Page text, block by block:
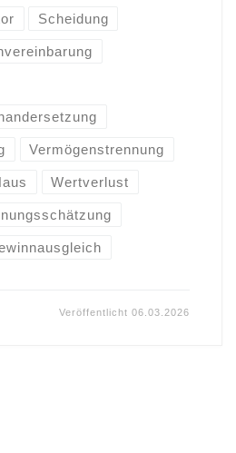
Scheidung
Vermögenstrennung
Wertverlust
Veröffentlicht06.03.2026